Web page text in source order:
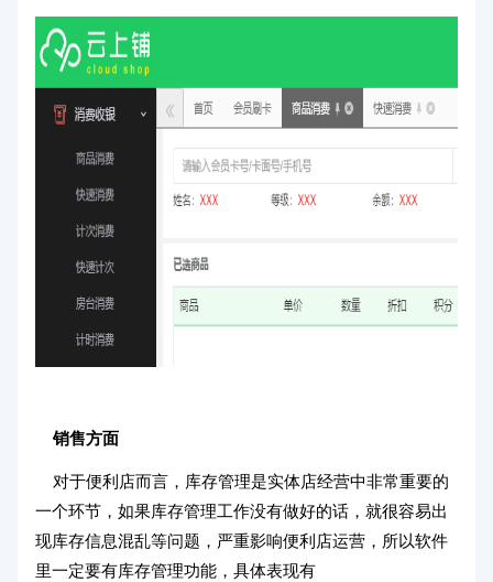
销售方面
对于便利店而言，库存管理是实体店经营中非常重要的
一个环节，如果库存管理工作没有做好的话，就很容易出
现库存信息混乱等问题，严重影响便利店运营，所以软件
里一定要有库存管理功能，具体表现有